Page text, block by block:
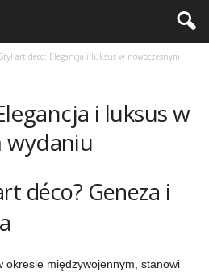
Styl art déco: Elegancja i luksus w nowoczesnym
i luksus w
wydaniu
déco? Geneza i
okresie międzywojennym, stanowi